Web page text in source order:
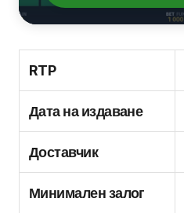
RTP
Дата на издаване
Доставчик
Минимален залог